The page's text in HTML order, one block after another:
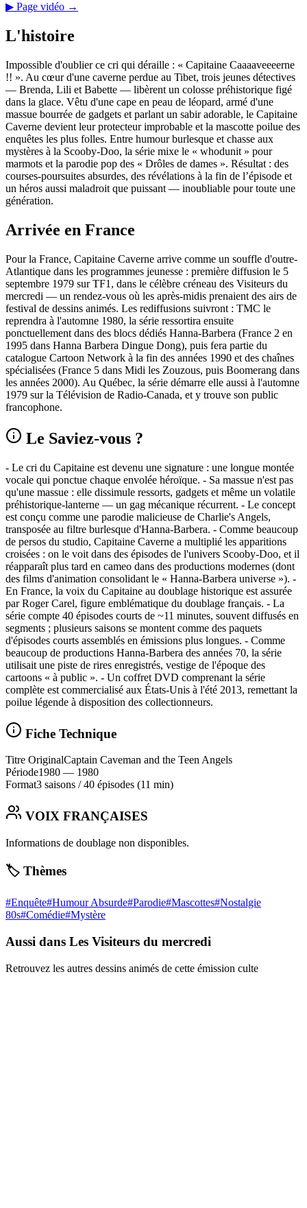
▶ Page vidéo →
L'histoire
Impossible d'oublier ce cri qui déraille : « Capitaine Caaaaveeeerne
!! ». Au cœur d'une caverne perdue au Tibet, trois jeunes détectives
— Brenda, Lili et Babette — libèrent un colosse préhistorique figé
dans la glace. Vêtu d'une cape en peau de léopard, armé d'une
massue bourrée de gadgets et parlant un sabir adorable, le Capitaine
Caverne devient leur protecteur improbable et la mascotte poilue des
enquêtes les plus folles. Entre humour burlesque et chasse aux
mystères à la Scooby-Doo, la série mixe le « whodunit » pour
marmots et la parodie pop des « Drôles de dames ». Résultat : des
courses-poursuites absurdes, des révélations à la fin de l’épisode et
un héros aussi maladroit que puissant — inoubliable pour toute une
génération.
Arrivée en France
Pour la France, Capitaine Caverne arrive comme un souffle d'outre-
Atlantique dans les programmes jeunesse : première diffusion le 5
septembre 1979 sur TF1, dans le célèbre créneau des Visiteurs du
mercredi — un rendez-vous où les après‑midis prenaient des airs de
festival de dessins animés. Les rediffusions suivront : TMC le
reprendra à l'automne 1980, la série ressortira ensuite
ponctuellement dans des blocs dédiés Hanna‑Barbera (France 2 en
1995 dans Hanna Barbera Dingue Dong), puis fera partie du
catalogue Cartoon Network à la fin des années 1990 et des chaînes
spécialisées (France 5 dans Midi les Zouzous, puis Boomerang dans
les années 2000). Au Québec, la série démarre elle aussi à l'automne
1979 sur la Télévision de Radio‑Canada, et y trouve son public
francophone.
Le Saviez-vous ?
- Le cri du Capitaine est devenu une signature : une longue montée
vocale qui ponctue chaque envolée héroïque. - Sa massue n'est pas
qu'une massue : elle dissimule ressorts, gadgets et même un volatile
préhistorique-lanterne — un gag mécanique récurrent. - Le concept
est conçu comme une parodie malicieuse de Charlie's Angels,
transposée au filtre burlesque d'Hanna‑Barbera. - Comme beaucoup
de persos du studio, Capitaine Caverne a multiplié les apparitions
croisées : on le voit dans des épisodes de l'univers Scooby‑Doo, et il
réapparaît plus tard en cameo dans des productions modernes (dont
des films d'animation consolidant le « Hanna‑Barbera universe »). -
En France, la voix du Capitaine au doublage historique est assurée
par Roger Carel, figure emblématique du doublage français. - La
série compte 40 épisodes courts de ~11 minutes, souvent diffusés en
segments ; plusieurs saisons se montent comme des paquets
d'épisodes courts assemblés en émissions plus longues. - Comme
beaucoup de productions Hanna‑Barbera des années 70, la série
utilisait une piste de rires enregistrés, vestige de l'époque des
cartoons « à public ». - Un coffret DVD comprenant la série
complète est commercialisé aux États‑Unis à l'été 2013, remettant la
poilue légende à disposition des collectionneurs.
Fiche Technique
Titre OriginalCaptain Caveman and the Teen Angels
Période1980 — 1980
Format3 saisons /40 épisodes (11 min)
VOIX FRANÇAISES
Informations de doublage non disponibles.
🏷️ Thèmes
#Enquête#Humour Absurde#Parodie#Mascottes#Nostalgie
80s#Comédie#Mystère
Aussi dans Les Visiteurs du mercredi
Retrouvez les autres dessins animés de cette émission culte